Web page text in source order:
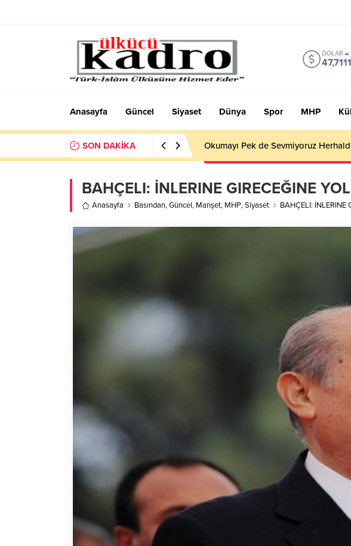
DOLAR
47,7111
Anasayfa Güncel Siyaset Dünya Spor MHP
SON DAKİKA Okumayı Pek de Sevmiyoruz
BAHÇELI: İNLERINE GIRECEĞINE
Anasayfa Basından,Güncel, Manşet, MHP,Siyaset BAHÇELI: İNLERINE